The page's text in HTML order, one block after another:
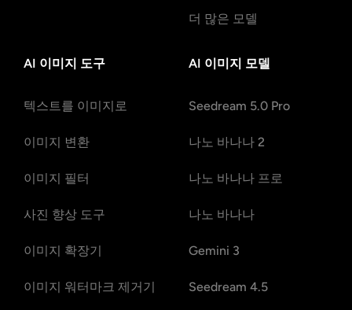
더 많은 모델
AI 이미지 도구
텍스트를 이미지로
이미지 변환
이미지 필터
사진 향상 도구
이미지 확장기
이미지 워터마크 제거기
AI 이미지 모델
Seedream 5.0 Pro
나노 바나나 2
나노 바나나 프로
나노 바나나
Gemini 3
Seedream 4.5